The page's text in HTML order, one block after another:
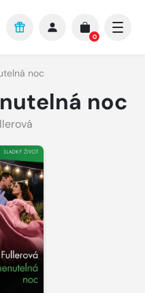
0
noc
noc